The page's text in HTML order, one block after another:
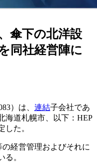
傘下の北洋設
同社経営陣に
）は、 連結子会社であ
海道札幌市、以下：HEP
した。
経営管理およびそれに
る。